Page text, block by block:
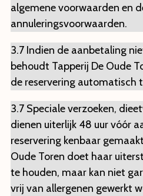
algemene voorwaarden en
annuleringsvoorwaarden.
3.7 Indien de aanbetaling
behoudt Tapperij De Oude
de reservering automatisch
3.7 Speciale verzoeken,
dienen uiterlijk 48 uur vóór
reservering kenbaar
Oude Toren doet haar
te houden, maar kan niet
vrij van allergenen gewerkt